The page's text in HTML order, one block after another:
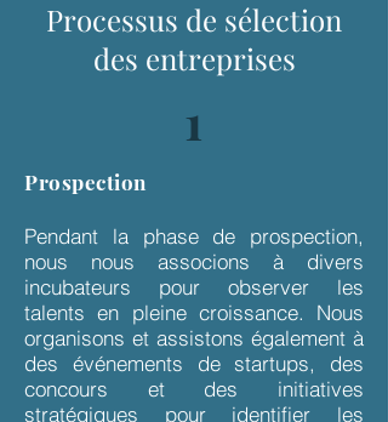
Processus de sélection
des entreprises
1
Prospection
Pendant la phase de prospection,
nous nous associons à divers
incubateurs pour observer les
talents en pleine croissance. Nous
organisons et assistons également à
des événements de startups, des
concours et des initiatives
stratégiques pour identifier les